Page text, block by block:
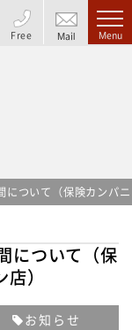
Free Mail Menu
ついて（保険カンパ
について（保
）
お知らせ